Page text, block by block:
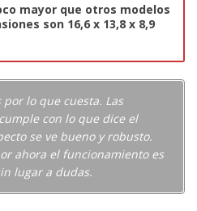
mayor que otros modelos
son 16,6 x 13,8 x 8,9
lo que cuesta. Las
con lo que dice el
se ve bueno y robusto.
ahora el funcionamiento es
lugar a dudas.